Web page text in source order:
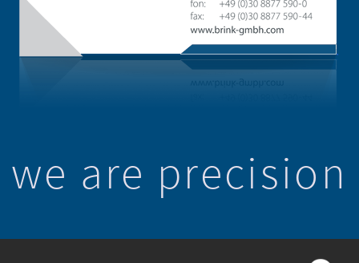
we are precision